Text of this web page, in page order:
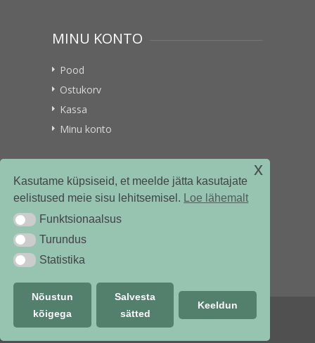
Kasutame küpsiseid, et meelde jätta kasutajate
eelistused meie sisu lehitsemisel. Loe lähemalt
Funktsionaalsus
Funktsionaalsus
TurundusTurundus
StatistikaStatistika
Nõustun
kõigega
Salvesta
sätted
Keeldun
x
MINU KONTO
Pood
Ostukorv
Kassa
Minu konto
VITAMIINIKULLER.EE
© vitamiinikuller.ee 2018